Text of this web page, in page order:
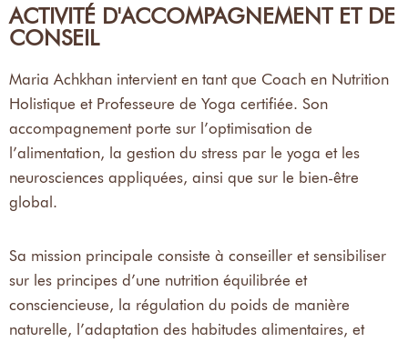
ACTIVITÉ D'ACCOMPAGNEMENT ET DE
CONSEIL
Maria Achkhan intervient en tant que Coach en Nutrition
Holistique et Professeure de Yoga certifiée. Son
accompagnement porte sur l’optimisation de
l’alimentation, la gestion du stress par le yoga et les
neurosciences appliquées, ainsi que sur le bien-être
global.
Sa mission principale consiste à conseiller et sensibiliser
sur les principes d’une nutrition équilibrée et
consciencieuse, la régulation du poids de manière
naturelle, l’adaptation des habitudes alimentaires, et